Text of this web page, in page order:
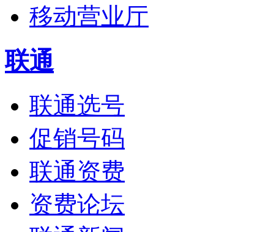
移动营业厅
联通
联通选号
促销号码
联通资费
资费论坛